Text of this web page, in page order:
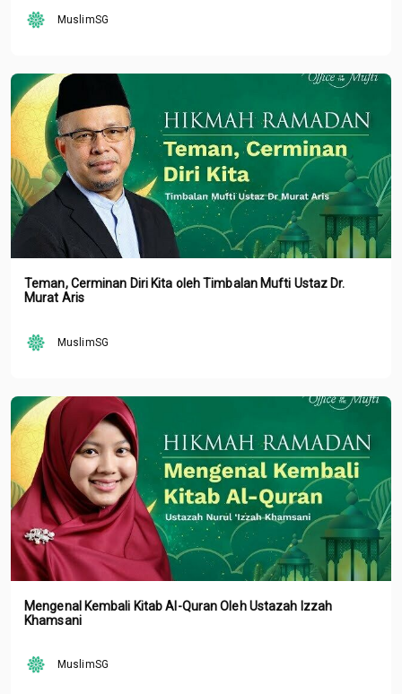
MuslimSG
Teman, Cerminan Diri Kita oleh Timbalan Mufti Ustaz Dr.
Murat Aris
MuslimSG
Mengenal Kembali Kitab Al-Quran Oleh Ustazah Izzah
Khamsani
MuslimSG